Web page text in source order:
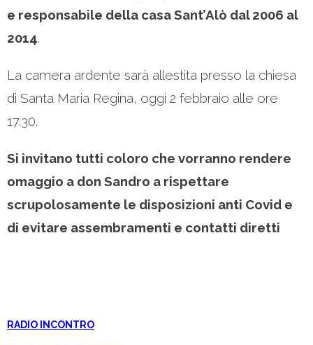
e responsabile della casa Sant’Alò dal 2006 al
2014.
La camera ardente sarà allestita presso la chiesa
di Santa Maria Regina, oggi 2 febbraio alle ore
17.30.
Si invitano tutti coloro che vorranno rendere
omaggio a don Sandro a rispettare
scrupolosamente le disposizioni anti Covid e
di evitare assembramenti e contatti diretti
RADIO INCONTRO